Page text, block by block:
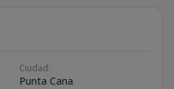
Ciudad:
Punta Cana